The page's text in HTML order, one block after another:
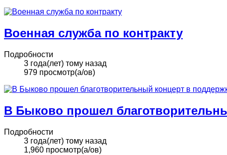
Военная служба по контракту
Подробности
3 года(лет) тому назад
979 просмотр(а/ов)
В Быково прошел
Подробности
3 года(лет) тому назад
1,960 просмотр(а/ов)